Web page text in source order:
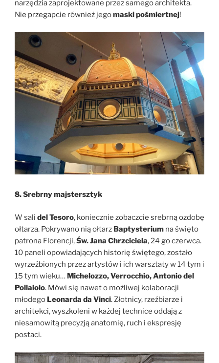
narzędzia zaprojektowane przez samego architekta.
Nie przegapcie również jegomaski pośmiertnej!
8. Srebrny majstersztyk
W sali del Tesoro, koniecznie zobaczcie srebrną ozdobę
ołtarza. Pokrywano nią ołtarz Baptysterium na święto
patrona Florencji,Św. Jana Chrzciciela, 24 go czerwca.
10 paneli opowiadających historię świętego, zostało
wyrzeźbionych przez artystów i ich warsztaty w 14 tym i
15 tym wieku… Michelozzo, Verrocchio, Antonio del
Pollaiolo. Mówi się nawet o możliwej kolaboracji
młodego Leonarda da Vinci. Złotnicy, rzeźbiarze i
architekci, wyszkoleni w każdej technice oddają z
niesamowitą precyzją anatomię, ruch i ekspresję
postaci.